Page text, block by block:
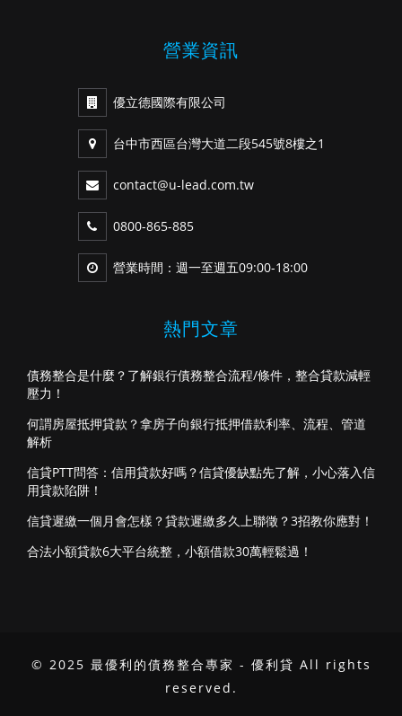
營業資訊
優立德國際有限公司
台中市西區台灣大道二段545號8樓之1
contact@u-lead.com.tw
0800-865-885
營業時間：週一至週五09:00-18:00
熱門文章
債務整合是什麼？了解銀行債務整合流程/條件，整合貸款減輕
壓力！
何謂房屋抵押貸款？拿房子向銀行抵押借款利率、流程、管道
解析
信貸PTT問答：信用貸款好嗎？信貸優缺點先了解，小心落入信
用貸款陷阱！
信貸遲繳一個月會怎樣？貸款遲繳多久上聯徵？3招教你應對！
合法小額貸款6大平台統整，小額借款30萬輕鬆過！
© 2025 最優利的債務整合專家 - 優利貸 All rights
reserved.